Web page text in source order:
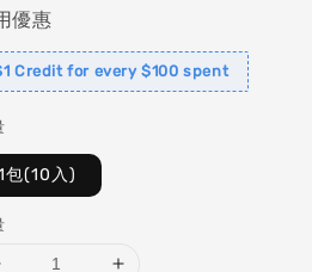
優惠
Credit for every $100 spent
包(10入)